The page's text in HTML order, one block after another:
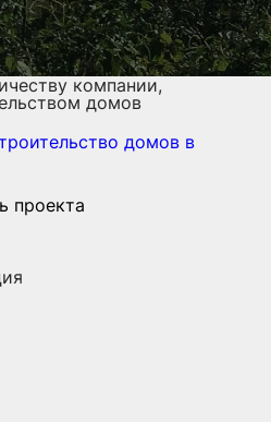
компании,
домов
домов в
проекта